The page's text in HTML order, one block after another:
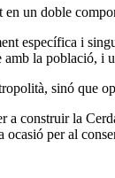
un doble
específica i
la població, i
sinó que
a construir la
per al